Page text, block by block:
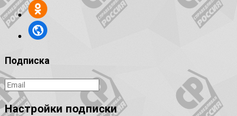
Подписка
Настройки подписки